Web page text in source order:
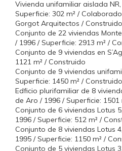
Vivienda unifamiliar aislada NR,
Superficie: 302 m² /
Gorgot Arquitectos / Construido
Conjunto de 22 viviendas
/ 1996 / Superficie: 2913 m² /
Conjunto de 9 viviendas en
1121 m² / Construido
Conjunto de 9 viviendas
Superficie: 1450 m² / Construido
Edficio plurifamiliar de 8
de Aro / 1996 / Superficie: 1501
Conjunto de 6 viviendas Lotus
1996 / Superficie: 512 m² /
Conjunto de 8 viviendas Lotus
1995 / Superficie: 1150 m² /
Conjunto de 5 viviendas Lotus